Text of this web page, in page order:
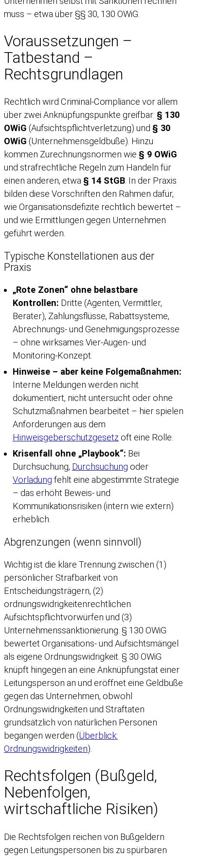
muss – etwa über §§ 30, 130 OWiG.
Voraussetzungen –
Tatbestand –
Rechtsgrundlagen
Rechtlich wird Criminal-Compliance vor allem
über zwei Anknüpfungspunkte greifbar: § 130
OWiG (Aufsichtspflichtverletzung) und § 30
OWiG (Unternehmensgeldbuße). Hinzu
kommen Zurechnungsnormen wie § 9 OWiG
und strafrechtliche Regeln zum Handeln für
einen anderen, etwa § 14 StGB. In der Praxis
bilden diese Vorschriften den Rahmen dafür,
wie Organisationsdefizite rechtlich bewertet –
und wie Ermittlungen gegen Unternehmen
geführt werden.
Typische Konstellationen aus der
Praxis
„Rote Zonen“ ohne belastbare
Kontrollen: Dritte (Agenten, Vermittler,
Berater), Zahlungsflüsse, Rabattsysteme,
Abrechnungs- und Genehmigungsprozesse
– ohne wirksames Vier-Augen- und
Monitoring-Konzept.
Hinweise – aber keine Folgemaßnahmen:
Interne Meldungen werden nicht
dokumentiert, nicht untersucht oder ohne
Schutzmaßnahmen bearbeitet – hier spielen
Anforderungen aus dem
Hinweisgeberschutzgesetzoft eine Rolle.
Krisenfall ohne „Playbook“: Bei
Durchsuchung, Durchsuchung oder
Vorladung fehlt eine abgestimmte Strategie
– das erhöht Beweis- und
Kommunikationsrisiken (intern wie extern)
erheblich.
Abgrenzungen (wenn sinnvoll)
Wichtig ist die klare Trennung zwischen (1)
persönlicher Strafbarkeit von
Entscheidungsträgern, (2)
ordnungswidrigkeitenrechtlichen
Aufsichtspflichtvorwürfen und (3)
Unternehmenssanktionierung. § 130 OWiG
bewertet Organisations- und Aufsichtsmängel
als eigene Ordnungswidrigkeit. § 30 OWiG
knüpft hingegen an eine Anknüpfungstat einer
Leitungsperson an und eröffnet eine Geldbuße
gegen das Unternehmen, obwohl
Ordnungswidrigkeiten und Straftaten
grundsätzlich von natürlichen Personen
begangen werden (Überblick:
Ordnungswidrigkeiten).
Rechtsfolgen (Bußgeld,
Nebenfolgen,
wirtschaftliche Risiken)
Die Rechtsfolgen reichen von Bußgeldern
gegen Leitungspersonen bis zu spürbaren